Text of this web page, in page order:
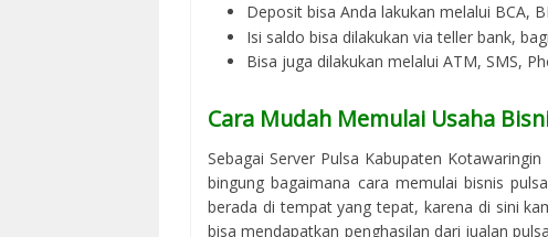
Deposit bisa Anda lakukan melalui BCA,
Isi saldo bisa dilakukan via teller bank,
Bisa juga dilakukan melalui ATM, SMS,
Cara Mudah Memulai Usaha
Sebagai Server Pulsa Kabupaten
bingung bagaimana cara memulai bisnis
berada di tempat yang tepat, karena di sini
bisa mendapatkan penghasilan dari jualan